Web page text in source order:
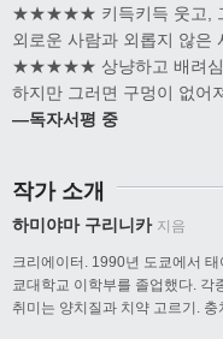
★★★★★ 키득키득 웃고, 그
외로운 사람과 외롭지 않은
★★★★★ 상냥하고 배려심
하지만 그러면 구멍이 없어
―독자서평 중
작가 소개
하미야마 구리니카 지음
크리에이터. 1990년 도쿄에서
쿄대학교 이학부를 졸업했다. 각
취미는 양치질과 치약 고르기. 충